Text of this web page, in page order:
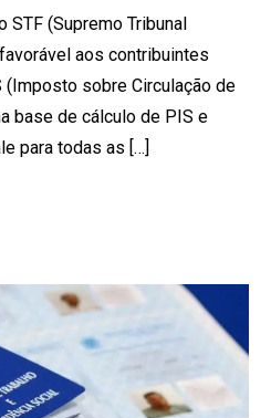
STF (Supremo Tribunal
aos contribuintes
sobre Circulação de
base de cálculo de PIS e
para todas as […]